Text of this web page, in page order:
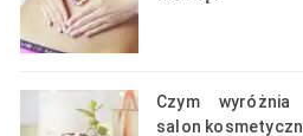
Czym
salon